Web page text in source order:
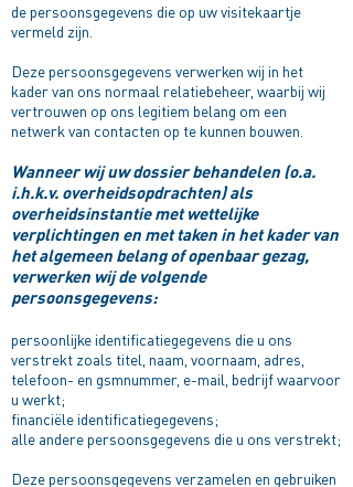
de persoonsgegevens die op uw visitekaartje
vermeld zijn.
Deze persoonsgegevens verwerken wij in het
kader van ons normaal relatiebeheer, waarbij wij
vertrouwen op ons legitiem belang om een
netwerk van contacten op te kunnen bouwen.
Wanneer wij uw dossier behandelen (o.a.
i.h.k.v. overheidsopdrachten) als
overheidsinstantie met wettelijke
verplichtingen en met taken in het kader van
het algemeen belang of openbaar gezag,
verwerken wij de volgende
persoonsgegevens:​
persoonlijke identificatiegegevens die u ons
verstrekt zoals titel, naam, voornaam, adres,
telefoon- en gsmnummer, e-mail, bedrijf waarvoor
u werkt;
financiële identificatiegegevens;
alle andere persoonsgegevens die u ons verstrekt;
Deze persoonsgegevens verzamelen en gebruiken